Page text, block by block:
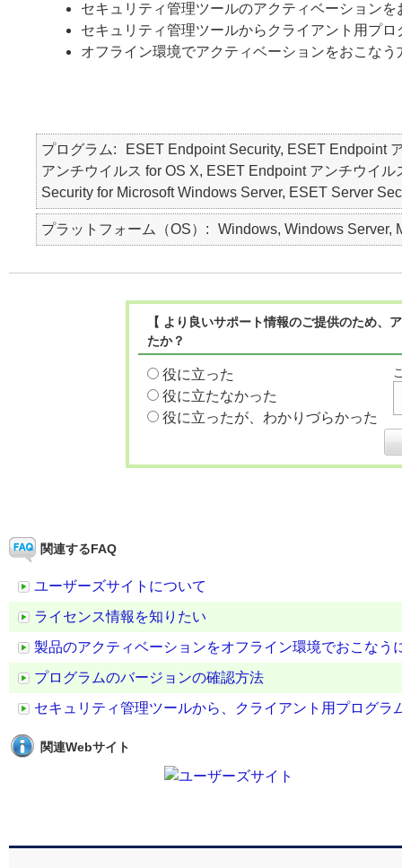
セキュリティ管理ツールのアクティベーションを
セキュリティ管理ツールからクライアント用プ
オフライン環境でアクティベーションをおこなう
プログラム
ESET Endpoint Security, ESET Endpoint
アンチウイルス for OS X, ESET Endpoint アンチウイ
Security for Microsoft Windows Server, ESET Server
プラットフォーム（OS） Windows, Windows Server,
【 より良いサポート情報のご提供のため
たか？
役に立った
役に立たなかった
役に立ったが、わかりづらかった
関連するFAQ
ユーザーズサイトについて
ライセンス情報を知りたい
製品のアクティベーションをオフライン環境でおこなう
プログラムのバージョンの確認方法
セキュリティ管理ツールから、クライアント用プログラ
関連Webサイト